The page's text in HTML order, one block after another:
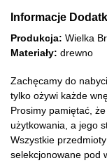
Informacje
Produkcja: Wielka
Materiały: drewno
Zachęcamy do
tylko ożywi każde
Prosimy pamiętać,
użytkowania, a jego
Wszystkie
selekcjonowane pod